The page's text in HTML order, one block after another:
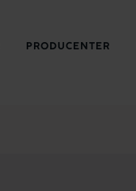
PRODUCENTER